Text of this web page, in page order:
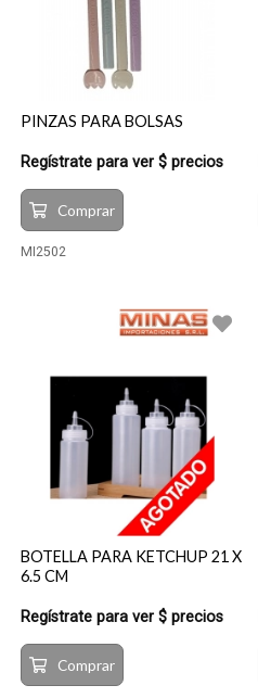
PINZAS PARA BOLSAS
Regístrate para ver $ precios
Comprar
MI2502
BOTELLA PARA KETCHUP 21 X
6.5 CM
Regístrate para ver $ precios
Comprar